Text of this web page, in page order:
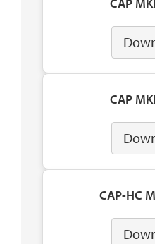
CAP
CAP
CAP-HC